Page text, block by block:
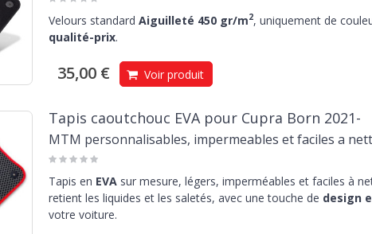
Velours standard Aiguilleté 450 gr/m2, uniquement de
qualité-prix.
35,00 € Voir produit
Tapis caoutchouc EVA pour Cupra Born 2021-
MTM personnalisables, impermeables et faciles a
Tapis en EVAsur mesure, légers, imperméables et faciles à
retient les liquides et les saletés, avec une touche de design
votre voiture.